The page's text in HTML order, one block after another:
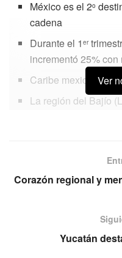
México es el 2o
cadena
Durante el 1er
incrementó 25%
Caribe mexicano es
La región del Bajío
Recientes y próximas
Ver
Corazón regional y
Yucatán